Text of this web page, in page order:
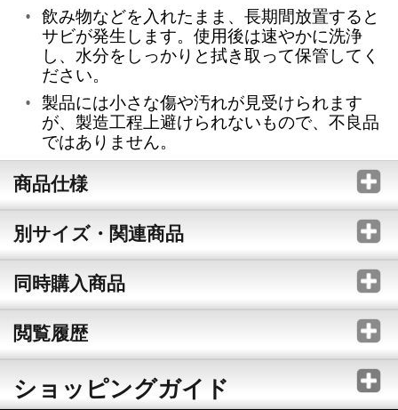
飲み物などを入れたまま、長期間放置すると
サビが発生します。使用後は速やかに洗浄
し、水分をしっかりと拭き取って保管してく
ださい。
製品には小さな傷や汚れが見受けられます
が、製造工程上避けられないもので、不良品
ではありません。
商品仕様
別サイズ・関連商品
同時購入商品
閲覧履歴
ショッピングガイド